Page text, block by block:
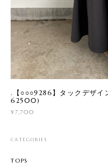
.【○○○9286】タックデザイ
62500)
¥7,700
CATEGORIES
TOPS